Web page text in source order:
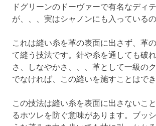
ドグリーンのドーヴァーで有名なディ
が、、、実はシャノンにも入っているの
これは縫い糸を革の表面に出さず、革
て縫う技法です。針や糸を通しても破
さ、しなやかさ、、、革として一級の
でなければ、この縫いを施すことはでき
この技法は縫い糸を表面に出さないこ
るホツレを防ぐ意味があります。ブッ